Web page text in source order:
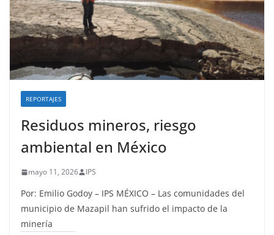
REPORTAJES
Residuos mineros, riesgo
ambiental en México
mayo 11, 2026 IPS
Por: Emilio Godoy – IPS MÉXICO – Las comunidades del
municipio de Mazapil han sufrido el impacto de la
minería